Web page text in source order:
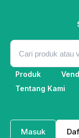
Produk
Tentang Kami
Masuk